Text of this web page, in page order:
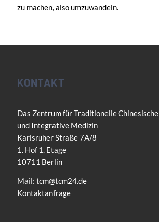
zu machen, also umzuwandeln.
KONTAKT
Das Zentrum für Traditionelle Chinesische
und Integrative Medizin
Karlsruher Straße 7A/8
1. Hof 1. Etage
10711 Berlin
Mail: tcm@tcm24.de
Kontaktanfrage